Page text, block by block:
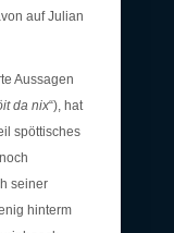
auf Julian
Aussagen
da nix“), hat
spöttisches
seiner
hinterm